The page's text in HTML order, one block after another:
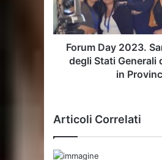
comune
degli
Stati
Generali
delle
di
Salerno
Forum Day 2023.
degli Stati Generali
in
Articoli Correlati